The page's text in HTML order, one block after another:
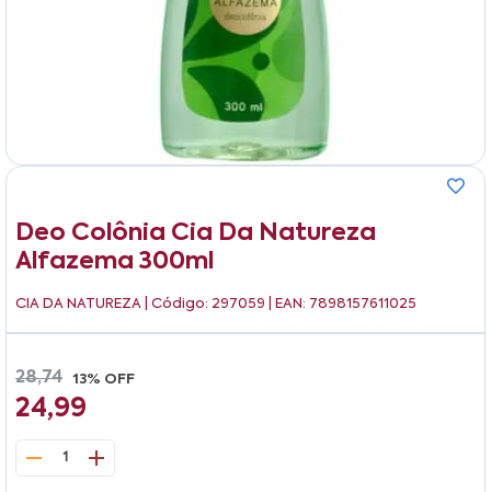
Deo Colônia Cia Da Natureza
Alfazema 300ml
CIA DA NATUREZA | Código: 297059 | EAN: 7898157611025
28,74 13% OFF
24,99
1